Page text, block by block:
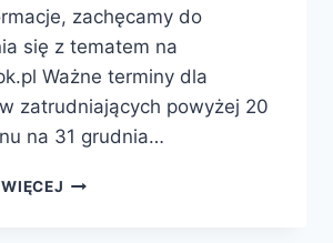
zachęcamy do
się z tematem na
Ważne terminy dla
zatrudniających powyżej 20
na 31 grudnia…
PRACOWNICZE